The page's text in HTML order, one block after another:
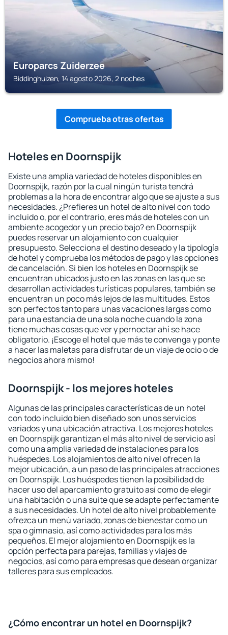
Europarcs Zuiderzee
Biddinghuizen, 14 agosto 2026, 2 noches
Comprueba otras ofertas
Hoteles en Doornspijk
Existe una amplia variedad de hoteles disponibles en
Doornspijk, razón por la cual ningún turista tendrá
problemas a la hora de encontrar algo que se ajuste a sus
necesidades. ¿Prefieres un hotel de alto nivel con todo
incluido o, por el contrario, eres más de hoteles con un
ambiente acogedor y un precio bajo? en Doornspijk
puedes reservar un alojamiento con cualquier
presupuesto. Selecciona el destino deseado y la tipología
de hotel y comprueba los métodos de pago y las opciones
de cancelación. Si bien los hoteles en Doornspijk se
encuentran ubicados justo en las zonas en las que se
desarrollan actividades turísticas populares, también se
encuentran un poco más lejos de las multitudes. Estos
son perfectos tanto para unas vacaciones largas como
para una estancia de una sola noche cuando la zona
tiene muchas cosas que ver y pernoctar ahí se hace
obligatorio. ¡Escoge el hotel que más te convenga y ponte
a hacer las maletas para disfrutar de un viaje de ocio o de
negocios ahora mismo!
Doornspijk - los mejores hoteles
Algunas de las principales características de un hotel
con todo incluido bien diseñado son unos servicios
variados y una ubicación atractiva. Los mejores hoteles
en Doornspijk garantizan el más alto nivel de servicio así
como una amplia variedad de instalaciones para los
huéspedes. Los alojamientos de alto nivel ofrecen la
mejor ubicación, a un paso de las principales atracciones
en Doornspijk. Los huéspedes tienen la posibilidad de
hacer uso del aparcamiento gratuito así como de elegir
una habitación o una suite que se adapte perfectamente
a sus necesidades. Un hotel de alto nivel probablemente
ofrezca un menú variado, zonas de bienestar como un
spa o gimnasio, así como actividades para los más
pequeños. El mejor alojamiento en Doornspijk es la
opción perfecta para parejas, familias y viajes de
negocios, así como para empresas que desean organizar
talleres para sus empleados.
¿Cómo encontrar un hotel en Doornspijk?